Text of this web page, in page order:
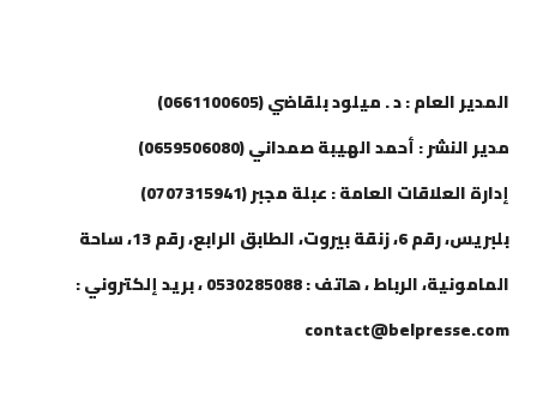
المدير العام : د . ميلود بلقاضي (0661100605)
مدير النشر : أحمد الهيبة صمداني (0659506080)
إدارة العلاقات العامة : عبلة مجبر (0707315941)
بلبريس، رقم 6، زنقة بيروت، الطابق الرابع، رقم 13، ساحة
المامونية، الرباط ، هاتف : 0530285088 ، بريد إلكتروني :
contact@belpresse.com